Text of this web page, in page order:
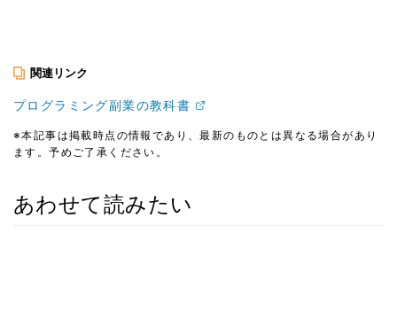
関連リンク
プログラミング副業の教科書
※本記事は掲載時点の情報であり、最新のものとは異なる場合があり
ます。予めご了承ください。
あわせて読みたい